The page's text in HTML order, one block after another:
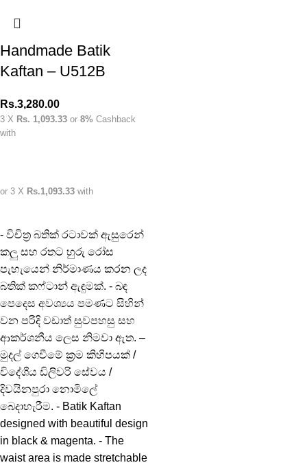
Handmade Batik
Kaftan – U512B
Rs.3,280.00
3 X Rs. 1,093.33 or 8% Cashback
with
or 3 X Rs.1,093.33 with
- විචිත්‍ර බතික් රටාවක් ඇසුරෙන්
කලු සහ රතට හුරු රෝස
පැහැයෙන් නිර්මාණය කරන ලද
බතික් කෆ්ටාන් ඇඳුමක්. - බඳ
පෙදෙස අවශ්‍යය පමණට සිහින්
වන පරිදි වඩාත් සුවපහසු සහ
ආකර්ශනීය ලෙස නිමවා ඇත. –
මුදල් ගෙවීමේ ක්‍රම කිහිපයක් /
විදේශීය ඩිලිවරි සේවය /
දිවයිනපුරා නොමිලේ
බෙදාහැරීම. - Batik Kaftan
designed with beautiful design
in black & magenta. - The
waist area is made stretchable